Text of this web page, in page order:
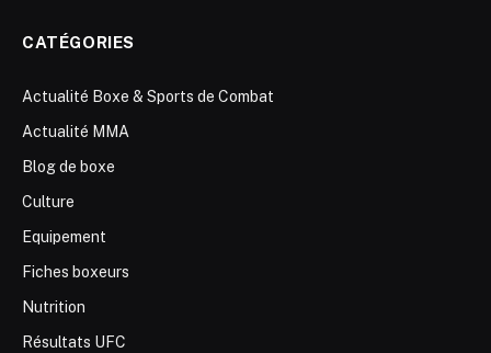
CATÉGORIES
Actualité Boxe & Sports de Combat
Actualité MMA
Blog de boxe
Culture
Equipement
Fiches boxeurs
Nutrition
Résultats UFC